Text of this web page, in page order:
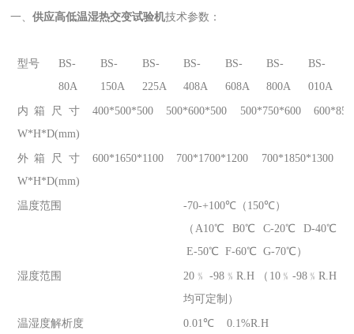
一、供应高低温湿热交变试验机技术参数：
型号
BS-
80A
BS-
150A
BS-
225A
BS-
408A
BS-
608A
BS-
800A
BS-
010A
内箱尺寸
W*H*D(mm)
400*500*500 500*600*500 500*750*600
外箱尺寸
W*H*D(mm)
600*1650*1100 700*1700*1200 700*1850*1300
温度范围
-70-+100℃（150℃）
（A10℃ B0℃ C-20℃ D-40℃
E-50℃ F-60℃ G-70℃）
湿度范围
20﹪ -98﹪R.H （10﹪-98﹪R.H
均可定制）
温湿度解析度 0.01℃ 0.1%R.H